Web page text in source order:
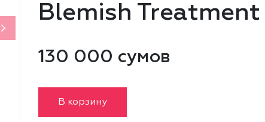
Blemish Treatment
130 000 сумов
В корзину